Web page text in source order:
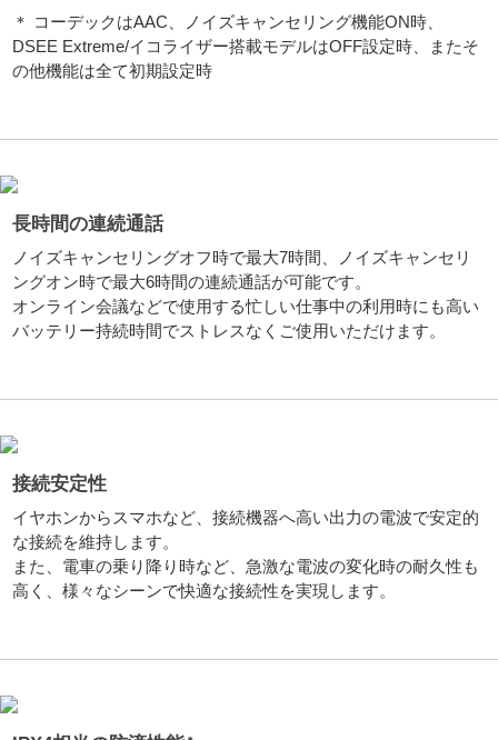
＊ コーデックはAAC、ノイズキャンセリング機能ON時、
DSEE Extreme/イコライザー搭載モデルはOFF設定時、またそ
の他機能は全て初期設定時
長時間の連続通話
ノイズキャンセリングオフ時で最大7時間、ノイズキャンセリ
ングオン時で最大6時間の連続通話が可能です。
オンライン会議などで使用する忙しい仕事中の利用時にも高い
バッテリー持続時間でストレスなくご使用いただけます。
接続安定性
イヤホンからスマホなど、接続機器へ高い出力の電波で安定的
な接続を維持します。
また、電車の乗り降り時など、急激な電波の変化時の耐久性も
高く、様々なシーンで快適な接続性を実現します。